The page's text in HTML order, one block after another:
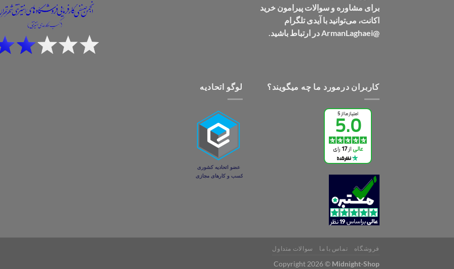
برای مشاوره و سوالات پیرامون خرید
اکانت، می‌توانید با آیدی تلگرام
@ArmanLaghaei در ارتباط باشید.
کاربران درمورد ما چه میگویند؟ لوگو اتحادیه
فروشگاه تماس با ما سوالات متداول
Copyright 2026 © Midnight-Shop